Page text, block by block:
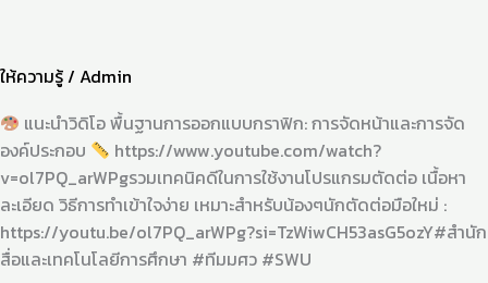
ให้ความรู้/ Admin
แนะนำวิดิโอ พื้นฐานการออกแบบกราฟิก: การจัดหน้าและการจัด
องค์ประกอบ
https://www.youtube.com/watch?
v=ol7PQ_arWPgรวมเทคนิคดีในการใช้งานโปรแกรมตัดต่อ เนื้อหา
ละเอียด วิธีการทำเข้าใจง่าย เหมาะสำหรับน้องๆนักตัดต่อมือใหม่ :
https://youtu.be/ol7PQ_arWPg?si=TzWiwCH53asG5ozY#สำนัก
สื่อและเทคโนโลยีการศึกษา #ทีมมศว #SWU
ใช้
งาน
โปรแกรม
CapCut